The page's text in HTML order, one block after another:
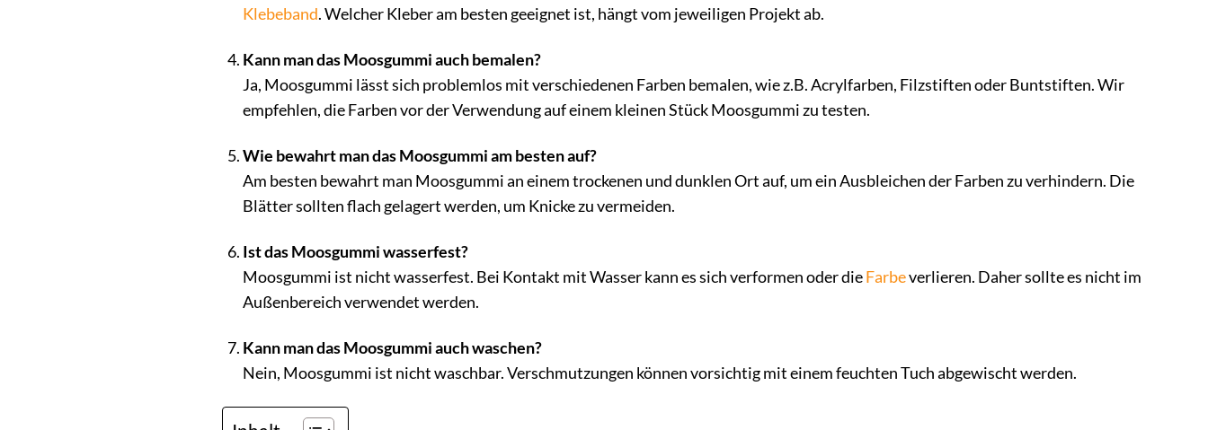
Klebeband. Welcher Kleber am besten geeignet ist, hängt vom jeweiligen Projekt ab.
Kann man das Moosgummi auch bemalen?
Ja, Moosgummi lässt sich problemlos mit verschiedenen Farben bemalen, wie z.B. Acrylfarben, Filzstiften oder Buntstiften. Wir
empfehlen, die Farben vor der Verwendung auf einem kleinen Stück Moosgummi zu testen.
Wie bewahrt man das Moosgummi am besten auf?
Am besten bewahrt man Moosgummi an einem trockenen und dunklen Ort auf, um ein Ausbleichen der Farben zu verhindern. Die
Blätter sollten flach gelagert werden, um Knicke zu vermeiden.
Ist das Moosgummi wasserfest?
Moosgummi ist nicht wasserfest. Bei Kontakt mit Wasser kann es sich verformen oder dieFarbeverlieren. Daher sollte es nicht im
Außenbereich verwendet werden.
Kann man das Moosgummi auch waschen?
Nein, Moosgummi ist nicht waschbar. Verschmutzungen können vorsichtig mit einem feuchten Tuch abgewischt werden.